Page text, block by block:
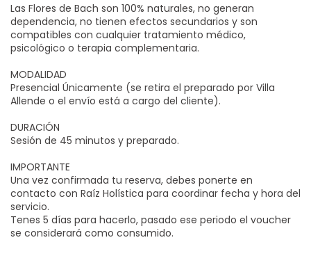
Las Flores de Bach son 100% naturales, no generan
dependencia, no tienen efectos secundarios y son
compatibles con cualquier tratamiento médico,
psicológico o terapia complementaria.
MODALIDAD
Presencial Únicamente (se retira el preparado por Villa
Allende o el envío está a cargo del cliente).
DURACIÓN
Sesión de 45 minutos y preparado.
IMPORTANTE
Una vez confirmada tu reserva, debes ponerte en
contacto con Raíz Holística para coordinar fecha y hora del
servicio.
Tenes 5 días para hacerlo, pasado ese periodo el voucher
se considerará como consumido.